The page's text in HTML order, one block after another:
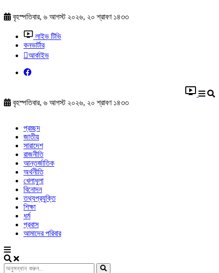
বৃহস্পতিবার, ৬ আগস্ট ২০২৬, ২০ শ্রাবণ ১৪৩৩
লাইভ টিভি
কনভার্টার
আর্কাইভ
বৃহস্পতিবার, ৬ আগস্ট ২০২৬, ২০ শ্রাবণ ১৪৩৩
প্রচ্ছদ
জাতীয়
সারাদেশ
রাজনীতি
আন্তর্জাতিক
অর্থনীতি
খেলাধুলা
বিনোদন
তথ্যপ্রযুক্তি
শিক্ষা
ধর্ম
প্রবাস
আমাদের পরিবার